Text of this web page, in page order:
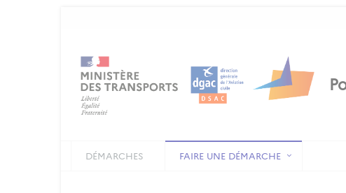
DÉMARCHES FAIRE UNE DÉMARCHE